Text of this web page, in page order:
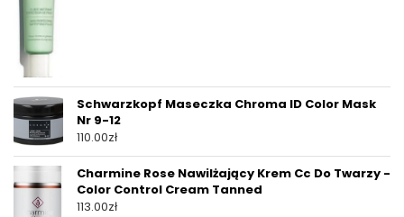
Schwarzkopf Maseczka Chroma ID Color Mask
Nr 9-12
110.00zł
Charmine Rose Nawilżający Krem ​​Cc Do Twarzy -
Color Control Cream Tanned
113.00zł